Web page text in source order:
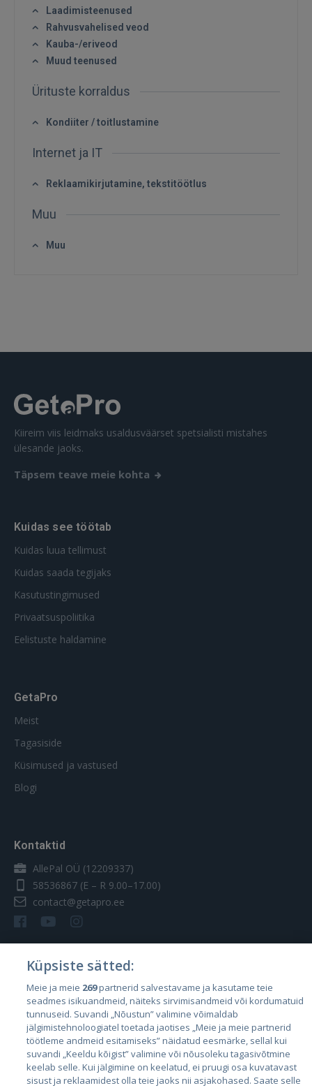
Sisene
Laadimisteenused
Rahvusvahelised veod
Kauba-/eriveod
Muud teenused
Ürituste korraldus
Kondiiter / toitlustamine
Internet ja IT
Reklaamikirjutamine, tekstitöötlus
Muu
Muu
Kiireim viis leidmaks usaldusväärset spetsialisti mistahes
ülesande jaoks.
Täpsem teave meie kohta
Kuidas see töötab
Kuidas luua tellimust
Kuidas saada tegijaks
Kasutustingimused
Privaatsuspoliitika
Eelistuste haldamine
GetaPro
Meist
Tagasiside
Küsimused ja vastused
Blogi
Kontaktid
AllePal OÜ (12209337)
58536867 (E – R 9.00–17.00)
contact@getapro.ee
Riigid
Eesti
Läti
Leedu
Küpsiste sätted:
Meie ja meie 269partnerid salvestavame ja kasutame teie
seadmes isikuandmeid, näiteks sirvimisandmeid või kordumatuid
tunnuseid. Suvandi „Nõustun” valimine võimaldab
jälgimistehnoloogiatel toetada jaotises „Meie ja meie partnerid
töötleme andmeid esitamiseks” näidatud eesmärke, sellal kui
suvandi „Keeldu kõigist” valimine või nõusoleku tagasivõtmine
keelab selle. Kui jälgimine on keelatud, ei pruugi osa kuvatavast
sisust ja reklaamidest olla teie jaoks nii asjakohased. Saate selle